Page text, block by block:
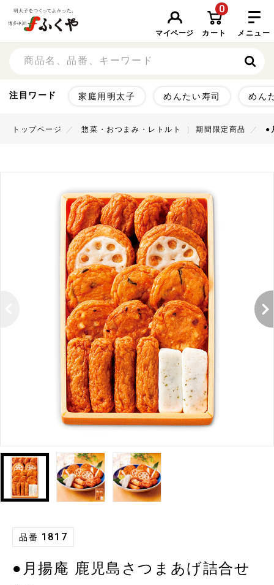
マイページ カート
0
注目ワード 家庭用明太子 めんたい寿司 めん
メニュー
トップページ 惣菜・おつまみ・レトルト 期間限定商品 ●
品番 1817
●月揚庵 鹿児島さつまあげ詰合せ